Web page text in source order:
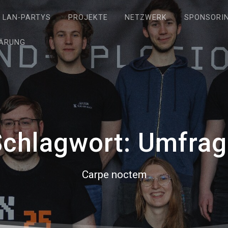
LAN-PARTYS PROJEKTE NETZWERK
Carpe noctem